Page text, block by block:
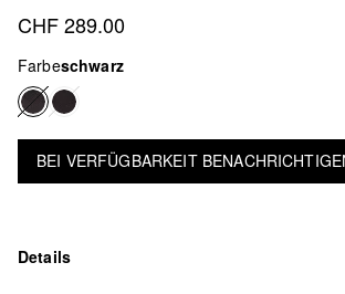
CHF 289.00
Farbeschwarz
BEI VERFÜGBARKEIT
Details